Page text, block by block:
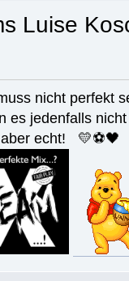
Luise
nicht
es jedenfalls
echt! 💛⚽️🖤